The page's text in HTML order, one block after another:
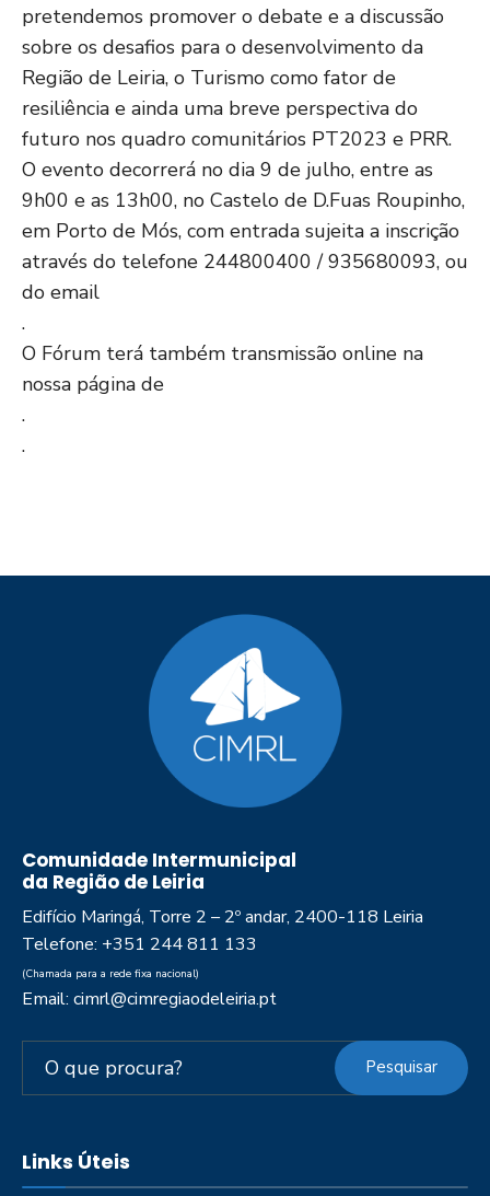
pretendemos promover o debate e a discussão
sobre os desafios para o desenvolvimento da
Região de Leiria, o Turismo como fator de
resiliência e ainda uma breve perspectiva do
futuro nos quadro comunitários PT2023 e PRR.
O evento decorrerá no dia 9 de julho, entre as
9h00 e as 13h00, no Castelo de D.Fuas Roupinho,
em Porto de Mós, com entrada sujeita a inscrição
através do telefone 244800400 / 935680093, ou
do email
.
O Fórum terá também transmissão online na
nossa página de
.
.
Comunidade Intermunicipal
da Região de Leiria
Edifício Maringá, Torre 2 – 2º andar, 2400-118 Leiria
Telefone: +351 244 811 133
(Chamada para a rede fixa nacional)
Email: cimrl@cimregiaodeleiria.pt
Pesquisar
Links Úteis